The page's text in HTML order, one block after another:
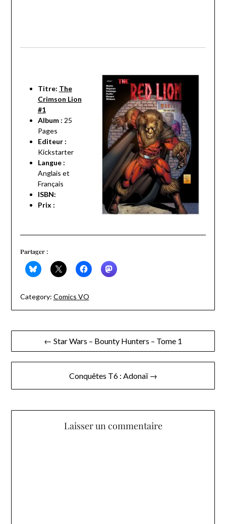
Titre: The
Crimson Lion
#1
Album : 25
Pages
Editeur :
Kickstarter
Langue :
Anglais et
Français
ISBN:
Prix :
Partager :
Category: Comics VO
Navigation
de
← Star Wars – Bounty Hunters – Tome 1
Conquêtes T6 : Adonaï →
Laisser un commentaire